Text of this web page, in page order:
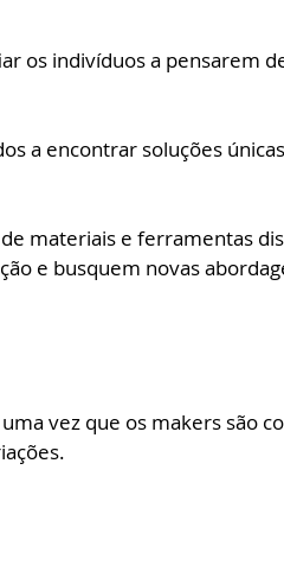
os indivíduos a pensarem
a encontrar soluções
materiais e ferramentas
e busquem novas
vez que os makers são